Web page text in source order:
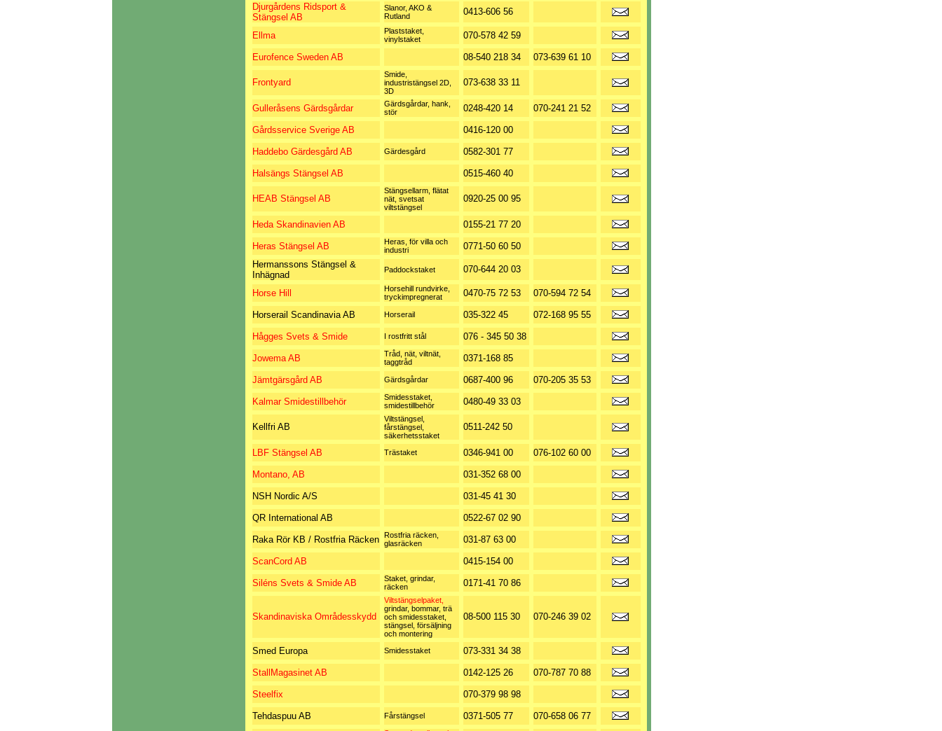
Djurgårdens Ridsport &
Stängsel AB
Slanor, AKO &
Rutland
0413-606 56
Ellma
Plaststaket,
vinylstaket
070-578 42 59
Eurofence Sweden AB 08-540 218 34 073-639 61 10
Frontyard
Smide,
industristängsel 2D,
3D
073-638 33 11
Gulleråsens Gärdsgårdar
Gärdsgårdar, hank,
stör
0248-420 14 070-241 21 52
Gårdsservice Sverige AB 0416-120 00
Haddebo Gärdesgård AB Gärdesgård 0582-301 77
Halsängs Stängsel AB 0515-460 40
HEAB Stängsel AB
Stängsellarm, flätat
nät, svetsat
viltstängsel
0920-25 00 95
Heda Skandinavien AB 0155-21 77 20
Heras Stängsel AB
Heras, för villa och
industri
0771-50 60 50
Hermanssons Stängsel &
Inhägnad
Paddockstaket 070-644 20 03
Horse Hill
Horsehill rundvirke,
tryckimpregnerat
0470-75 72 53 070-594 72 54
Horserail Scandinavia AB Horserail 035-322 45 072-168 95 55
Hågges Svets & Smide I rostfritt stål 076 - 345 50 38
Jowema AB
Tråd, nät, viltnät,
taggtråd
0371-168 85
Jämtgärsgård AB Gärdsgårdar 0687-400 96 070-205 35 53
Kalmar Smidestillbehör
Smidesstaket,
smidestillbehör
0480-49 33 03
Kellfri AB
Viltstängsel,
fårstängsel,
säkerhetsstaket
0511-242 50
LBF Stängsel AB Trästaket 0346-941 00 076-102 60 00
Montano, AB 031-352 68 00
NSH Nordic A/S 031-45 41 30
QR International AB 0522-67 02 90
Raka Rör KB / Rostfria Räcken
Rostfria räcken,
glasräcken
031-87 63 00
ScanCord AB 0415-154 00
Siléns Svets & Smide AB
Staket, grindar,
räcken
0171-41 70 86
Skandinaviska Områdesskydd
Viltstängselpaket,
grindar, bommar, trä
och smidesstaket,
stängsel, försäljning
och montering
08-500 115 30 070-246 39 02
Smed Europa Smidesstaket 073-331 34 38
StallMagasinet AB 0142-125 26 070-787 70 88
Steelfix 070-379 98 98
Tehdaspuu AB Fårstängsel 0371-505 77 070-658 06 77